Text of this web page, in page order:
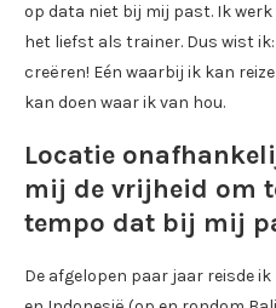
op data niet bij mij past. Ik
het liefst als trainer. Dus wist
creëren! Eén waarbij ik kan
kan doen waar ik van hou.
Locatie
mij de vrijheid om
tempo dat bij mij
De afgelopen paar jaar reisde